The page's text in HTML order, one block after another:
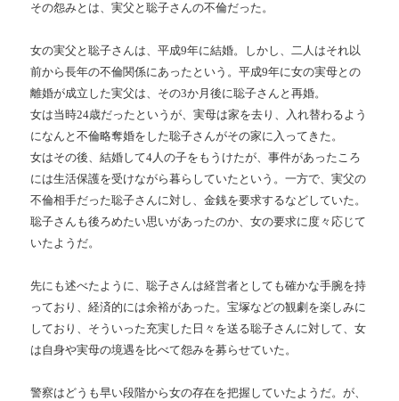
その怨みとは、実父と聡子さんの不倫だった。
女の実父と聡子さんは、平成9年に結婚。しかし、二人はそれ以
前から長年の不倫関係にあったという。平成9年に女の実母との
離婚が成立した実父は、その3か月後に聡子さんと再婚。
女は当時24歳だったというが、実母は家を去り、入れ替わるよう
になんと不倫略奪婚をした聡子さんがその家に入ってきた。
女はその後、結婚して4人の子をもうけたが、事件があったころ
には生活保護を受けながら暮らしていたという。一方で、実父の
不倫相手だった聡子さんに対し、金銭を要求するなどしていた。
聡子さんも後ろめたい思いがあったのか、女の要求に度々応じて
いたようだ。
先にも述べたように、聡子さんは経営者としても確かな手腕を持
っており、経済的には余裕があった。宝塚などの観劇を楽しみに
しており、そういった充実した日々を送る聡子さんに対して、女
は自身や実母の境遇を比べて怨みを募らせていた。
警察はどうも早い段階から女の存在を把握していたようだ。が、